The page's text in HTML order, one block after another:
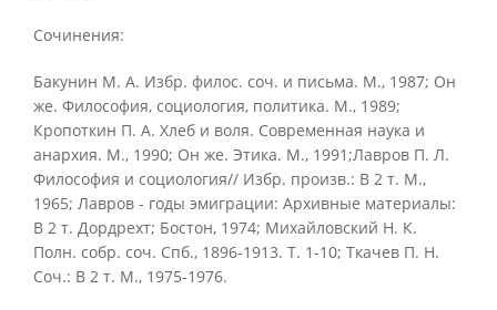
Сочинения:
Бакунин М. А. Избр. филос. соч. и письма. М., 1987; Он
же. Философия, социология, политика. М., 1989;
Кропоткин П. А. Хлеб и воля. Современная наука и
анархия. М., 1990; Он же. Этика. М., 1991;Лавров П. Л.
Философия и социология// Избр. произв.: В 2 т. М.,
1965; Лавров - годы эмиграции: Архивные материалы:
В 2 т. Дордрехт; Бостон, 1974; Михайловский Н. К.
Полн. собр. соч. Спб., 1896-1913. Т. 1-10; Ткачев П. Н.
Соч.: В 2 т. М., 1975-1976.